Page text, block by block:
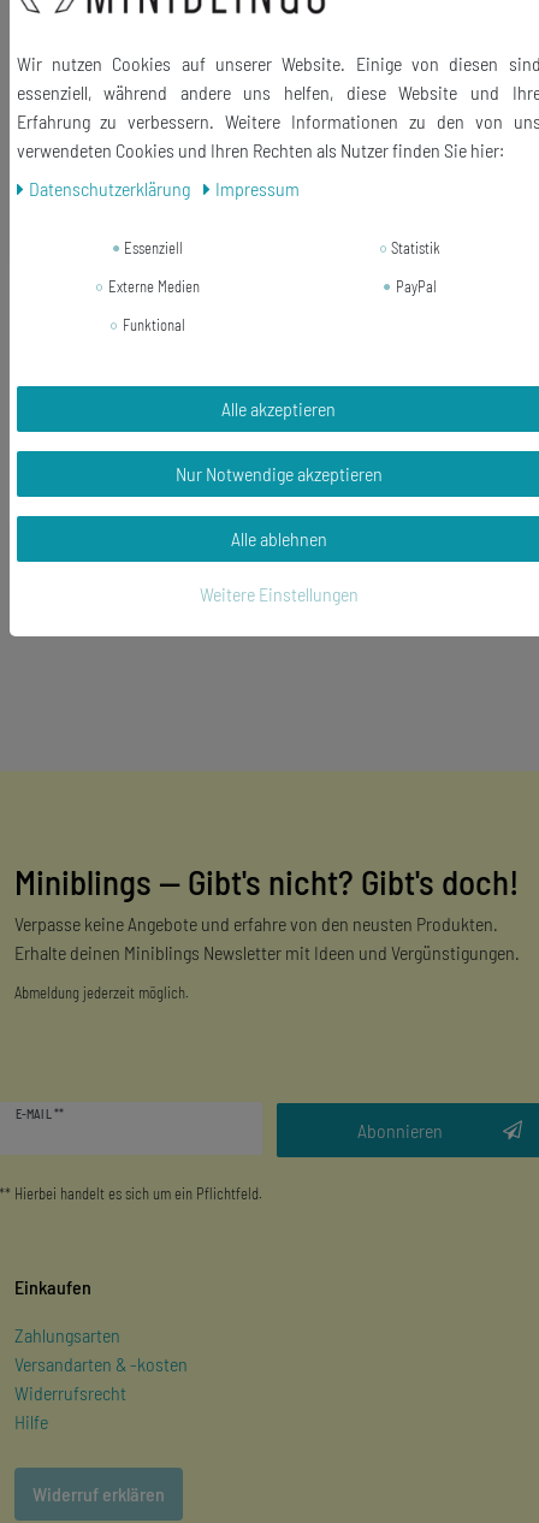
Größe des Anhängers: 15mm
Lieferumfang: 1 Anhänger mit Karabiner
Kolibri Kettchen Ohrringe Strass
Hänger Kette Vogel Vögel Straß stein
16,19 € *
Paar
In den Warenkorb
*inkl. ges. MwSt.zzgl.Versandkosten
Miniblings — Gibt's nicht? Gibt's doch!
Verpasse keine Angebote und erfahre von den neusten Produkten.
Erhalte deinen Miniblings Newsletter mit Ideen und Vergünstigungen.
Abmeldung jederzeit möglich.
E-MAIL **
Abonnieren
** Hierbei handelt es sich um ein Pflichtfeld.
Einkaufen
Zahlungsarten
Versandarten & -kosten
Widerrufsrecht
Hilfe
Widerruf erklären
Wir nutzen Cookies auf unserer Website. Einige von diesen
essenziell, während andere uns helfen, diese Website und
Erfahrung zu verbessern. Weitere Informationen zu den von
verwendeten Cookies und Ihren Rechten als Nutzer finden Sie hier:
Daten­schutz­erklärung
Impressum
Essenziell
Statistik
Externe Medien
PayPal
Funktional
Alle akzeptieren
Nur Notwendige akzeptieren
Alle ablehnen
Weitere Einstellungen